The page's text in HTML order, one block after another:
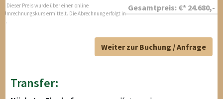
Gesamtpreis: €* 24.680,-
* Dieser Preis wurde über einen online
Umrechnungskurs ermittelt. Die Abrechnung erfolgt in
$.
Weiter zur Buchung / Anfrage
Transfer: